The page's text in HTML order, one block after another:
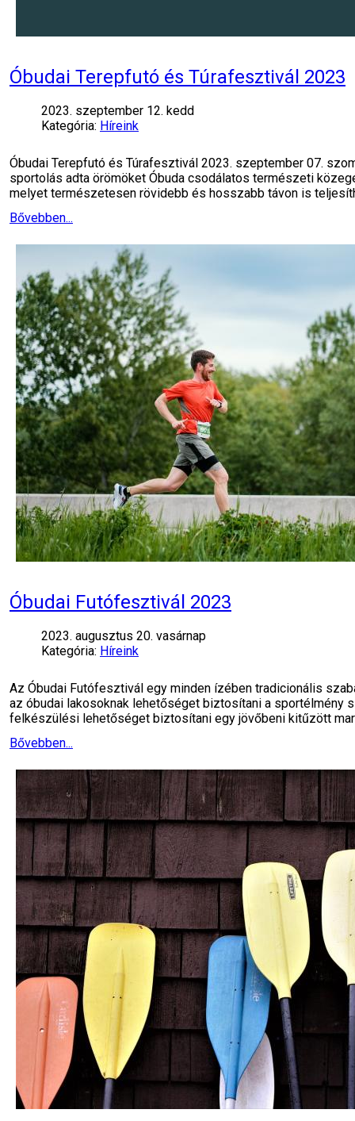
Óbudai Terepfutó és Túrafesztivál 2023
2023. szeptember 12. kedd
Kategória: Híreink
Óbudai Terepfutó és Túrafesztivál 2023. szeptember 07.
sportolás adta örömöket Óbuda csodálatos természeti
melyet természetesen rövidebb és hosszabb távon is
Bővebben...
Óbudai Futófesztivál 2023
2023. augusztus 20. vasárnap
Kategória: Híreink
Az Óbudai Futófesztivál egy minden ízében tradicionális
az óbudai lakosoknak lehetőséget biztosítani a sportélmény
felkészülési lehetőséget biztosítani egy jövőbeni kitűzött
Bővebben...